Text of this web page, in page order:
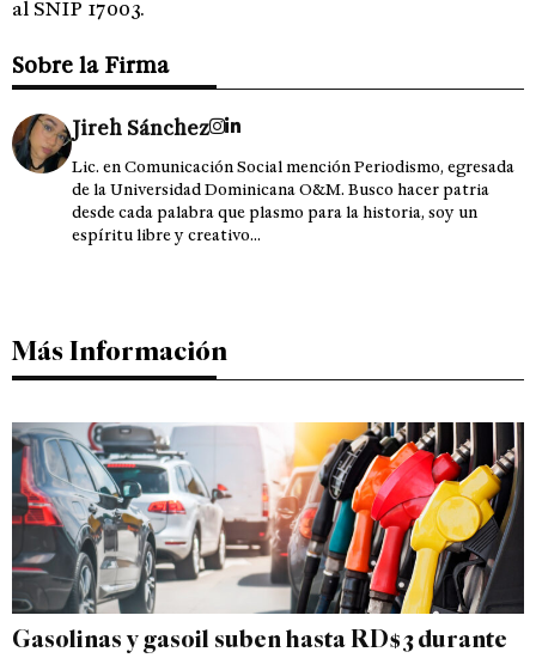
al SNIP 17003.
Sobre la Firma
Jireh Sánchez
Lic. en Comunicación Social mención Periodismo, egresada
de la Universidad Dominicana O&M. Busco hacer patria
desde cada palabra que plasmo para la historia, soy un
espíritu libre y creativo...
Más Información
Gasolinas y gasoil suben hasta RD$3 durante